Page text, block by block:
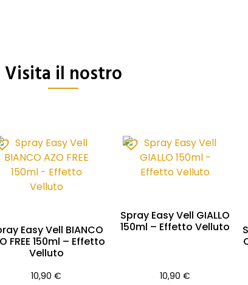
Visita il nostro
Easy Vell BIANCO
FREE 150ml – Effetto
Velluto
10,90€
Spray Easy Vell GIALLO
150ml – Effetto Velluto
10,90€